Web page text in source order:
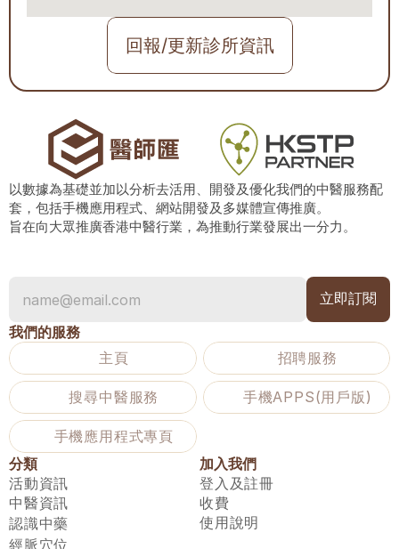
回報/更新診所資訊
以數據為基礎並加以分析去活用、開發及優化我們的中醫服務配
套，包括手機應用程式、網站開發及多媒體宣傳推廣。
旨在向大眾推廣香港中醫行業，為推動行業發展出一分力。
我們的服務
主頁
招聘服務
搜尋中醫服務 手機APPS(用戶版)
手機應用程式專頁
分類
活動資訊
中醫資訊
認識中藥
經脈穴位
加入我們
登入及註冊
收費
使用說明